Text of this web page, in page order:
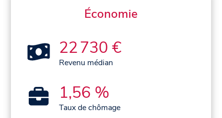
Économie
22 730 €
Revenu médian
1,56 %
Taux de chômage